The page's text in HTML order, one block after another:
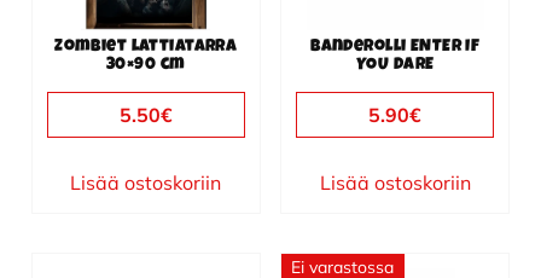
Zombiet lattiatarra
30×90 cm
5.50€
Lisää ostoskoriin
Banderolli ENTER IF
YOU DARE
5.90€
Lisää ostoskoriin
Ei varastossa